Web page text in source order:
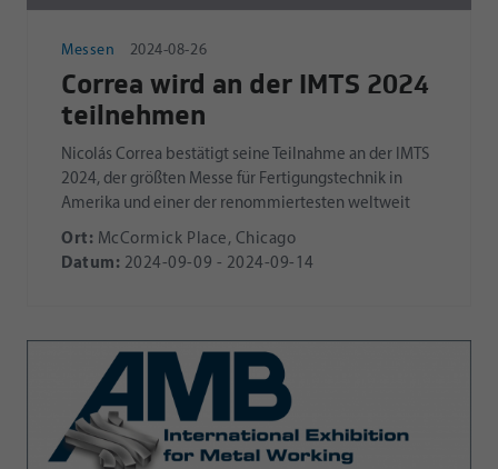
Messen 2024-08-26
Correa wird an der IMTS 2024
teilnehmen
Nicolás Correa bestätigt seine Teilnahme an der IMTS
2024, der größten Messe für Fertigungstechnik in
Amerika und einer der renommiertesten weltweit
Ort: McCormick Place, Chicago
Datum: 2024-09-09 - 2024-09-14